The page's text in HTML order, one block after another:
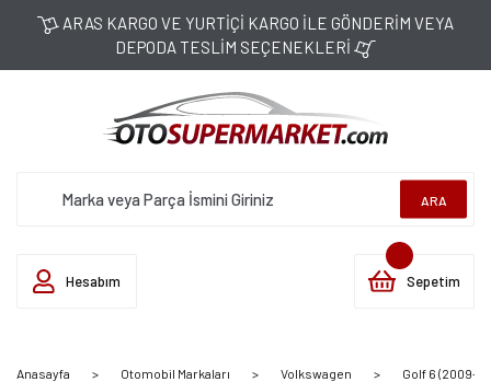
ARAS KARGO VE YURTİÇİ KARGO İLE GÖNDERİM VEYA
DEPODA TESLİM SEÇENEKLERİ
ARA
Hesabım Sepetim
Anasayfa Otomobil Markaları Volkswagen Golf 6 (2009-